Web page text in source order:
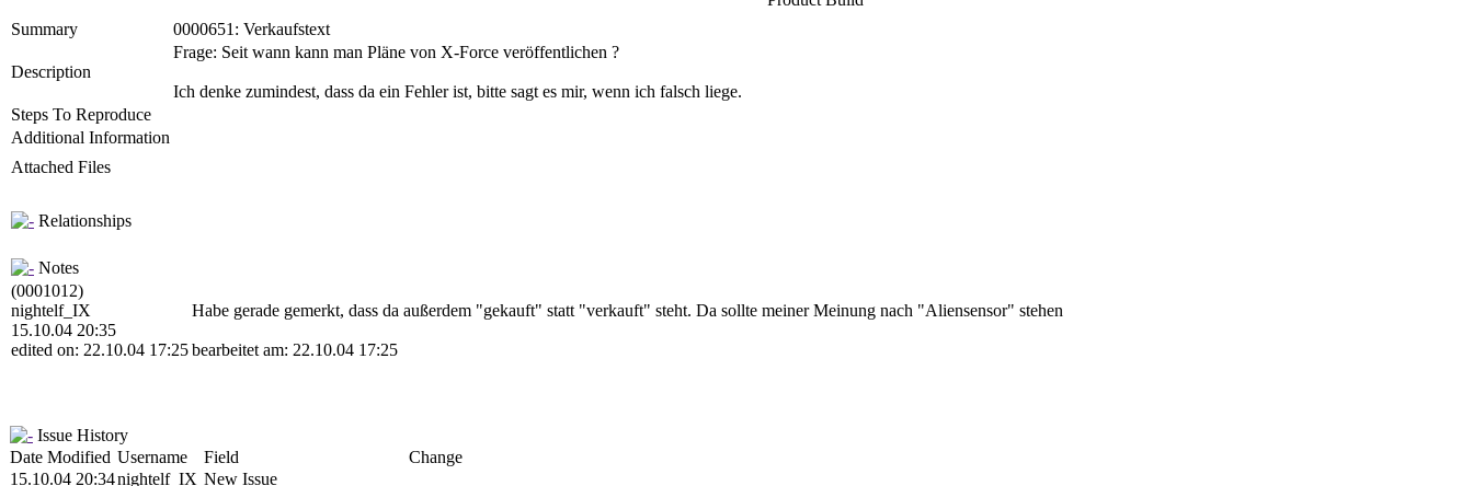
Summary
0000651: Verkaufstext
Description
Frage: Seit wann kann man Pläne von X-Force veröffentlichen ?
Ich denke zumindest, dass da ein Fehler ist, bitte sagt es mir, wenn ich falsch liege.
Steps To Reproduce
Additional Information
Attached Files
Relationships
Notes
(0001012)
nightelf_IX
15.10.04 20:35
edited on: 22.10.04 17:25
Habe gerade gemerkt, dass da außerdem "gekauft" statt "verkauft" steht. Da sollte meiner Meinung nach "Aliensensor" stehen
bearbeitet am: 22.10.04 17:25
Issue History
Date Modified Username Field
Change
15.10.04 20:34nightelf_IX New Issue